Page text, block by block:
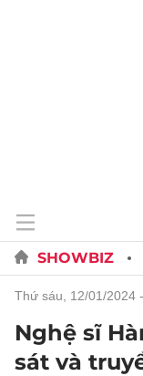
SHOWBIZ
thứ sáu, 12/01/2024
Nghệ sĩ
sát và